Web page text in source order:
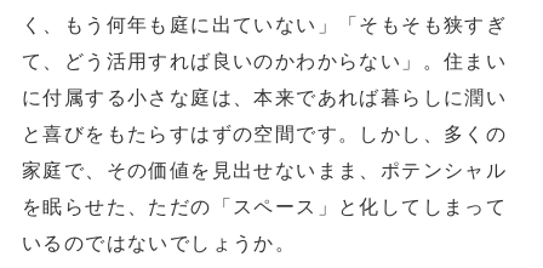
く、もう何年も庭に出ていない」「そもそも狭すぎ
て、どう活用すれば良いのかわからない」。住まい
に付属する小さな庭は、本来であれば暮らしに潤い
と喜びをもたらすはずの空間です。しかし、多くの
家庭で、その価値を見出せないまま、ポテンシャル
を眠らせた、ただの「スペース」と化してしまって
いるのではないでしょうか。